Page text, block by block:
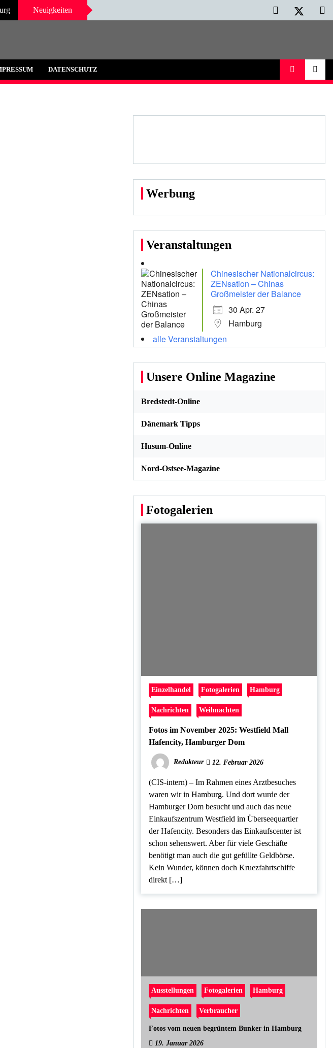
Neuigkeiten
DATENSCHUTZ
Werbung
Veranstaltungen
Chinesischer Nationalcircus:
ZENsation – Chinas
Großmeister der Balance
30 Apr. 27
Hamburg
alle Veranstaltungen
Unsere Online Magazine
Bredstedt-Online
Dänemark Tipps
Husum-Online
Nord-Ostsee-Magazine
Fotogalerien
Einzelhandel Fotogalerien Hamburg
Nachrichten Weihnachten
Fotos im November 2025: Westfield Mall
Hafencity, Hamburger Dom
Redakteur 12. Februar 2026
(CIS-intern) – Im Rahmen eines Arztbesuches
waren wir in Hamburg. Und dort wurde der
Hamburger Dom besucht und auch das neue
Einkaufszentrum Westfield im Überseequartier
der Hafencity. Besonders das Einkaufscenter ist
schon sehenswert. Aber für viele Geschäfte
benötigt man auch die gut gefüllte Geldbörse.
Kein Wunder, können doch Kruezfahrtschiffe
direkt […]
Ausstellungen Fotogalerien Hamburg
Nachrichten Verbraucher
Fotos vom neuen begrüntem Bunker in Hamburg
19. Januar 2026